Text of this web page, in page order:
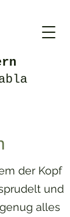
der Kopf
und
alles